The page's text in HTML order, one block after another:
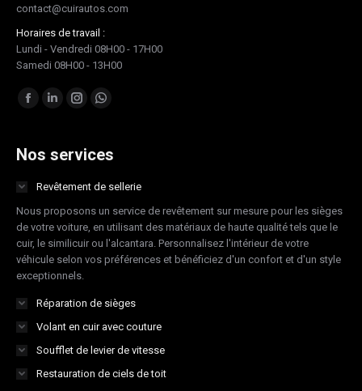
contact@cuirautos.com
Horaires de travail :
Lundi - Vendredi 08H00 - 17H00
Samedi 08H00 - 13H00
Trouvez nous sur :
Facebook
opens
new
window
LinkedIn
opens
new
window
Instagram
opens
new
window
Whatsapp
opens
new
window
Nos services
Revêtement de sellerie
Nous proposons un service de revêtement sur mesure pour les sièges
de votre voiture, en utilisant des matériaux de haute qualité tels que le
cuir, le similicuir ou l'alcantara. Personnalisez l'intérieur de votre
véhicule selon vos préférences et bénéficiez d'un confort et d'un style
exceptionnels.
Réparation de sièges
Volant en cuir avec couture
Soufflet de levier de vitesse
Restauration de ciels de toit